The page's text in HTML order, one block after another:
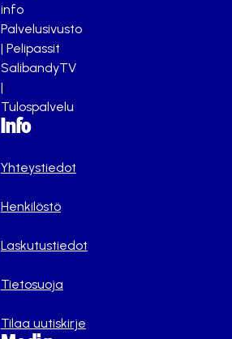
info
Palvelusivusto
| Pelipassit
SalibandyTV
|
Tulospalvelu
Info
Yhteystiedot
Henkilöstö
Laskutustiedot
Tietosuoja
Tilaa uutiskirje